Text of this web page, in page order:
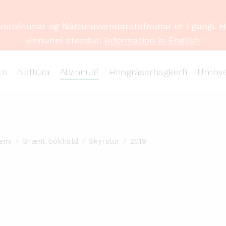
Náttúra Atvinnulíf Hringrásarhagkerfi
og Náttúruverndarstofnunarer í gangi.
vinnunni stendur. Information in English
Grænt bókhald Skýrslur 2019